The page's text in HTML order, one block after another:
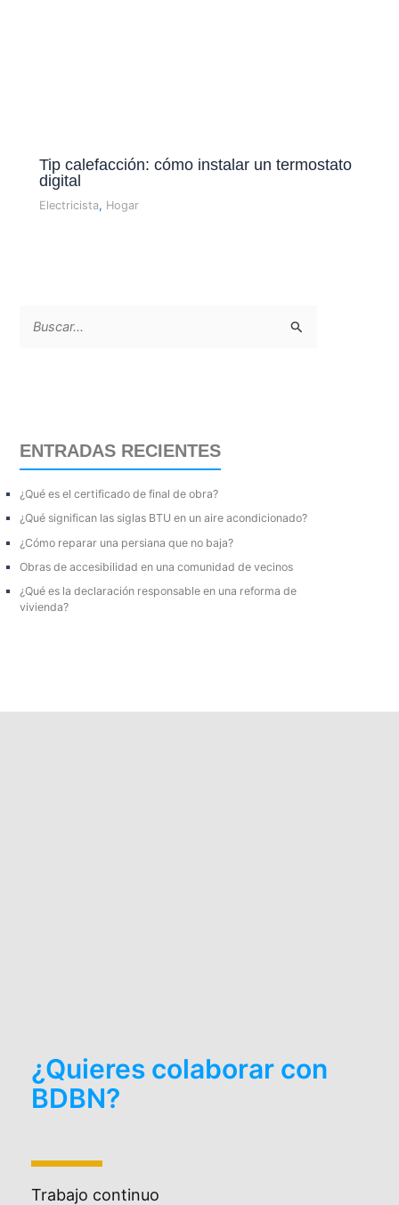
Tip calefacción: cómo instalar un termostato
digital
Electricista, Hogar
r
o
r
:
ENTRADAS RECIENTES
¿Qué es el certificado de final de obra?
¿Qué significan las siglas BTU en un aire acondicionado?
¿Cómo reparar una persiana que no baja?
Obras de accesibilidad en una comunidad de vecinos
¿Qué es la declaración responsable en una reforma de
vivienda?
¿Quieres colaborar con
BDBN?
Trabajo continuo